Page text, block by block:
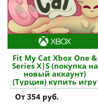
Fit My Cat Xbox One &
Series X|S (покупка на
новый аккаунт)
(Турция) купить игру
От 354 руб.